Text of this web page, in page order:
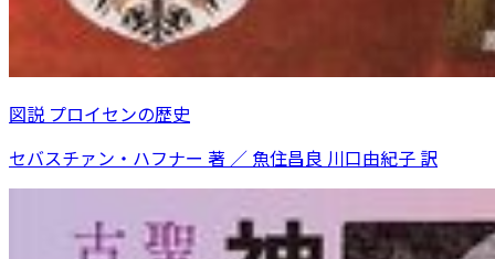
図説 プロイセンの歴史
セバスチァン・ハフナー 著 ／ 魚住昌良 川口由紀子 訳